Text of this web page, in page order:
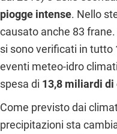
piogge intense. Nello
causato anche 83
si sono verificati in tutto
eventi meteo-idro
spesa di 13,8 miliardi di
Come previsto dai
precipitazioni sta